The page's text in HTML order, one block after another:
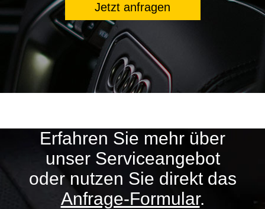
Jetzt anfragen
Erfahren Sie mehr über
unser Serviceangebot
oder nutzen Sie direkt das
Anfrage-Formular.